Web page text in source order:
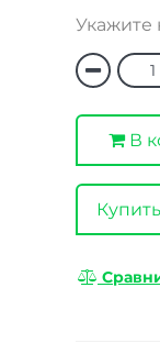
Укажите
В